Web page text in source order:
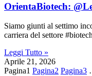
OrientaBiotech:
Siamo giunti al settimo
carriera del settore
Leggi Tutto »
Aprile 21, 2026
Pagina1 Pagina2 Pagina3